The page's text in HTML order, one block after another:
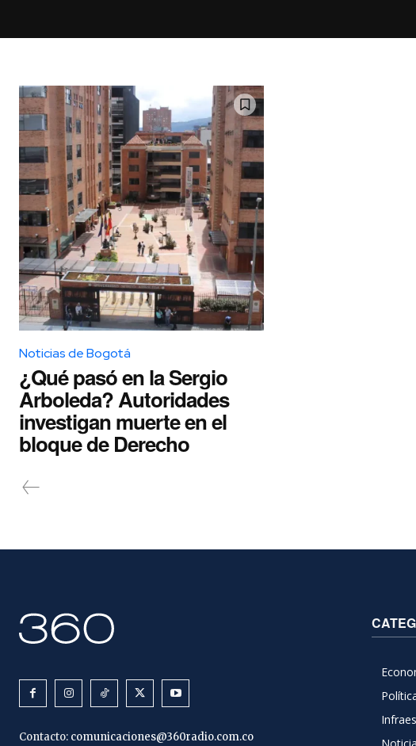
Noticias de Bogotá
¿Qué pasó en la Sergio
Arboleda? Autoridades
investigan muerte en el
bloque de Derecho
Contacto: comunicaciones@360radio.com.co